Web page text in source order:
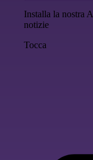
Installa la nostra
notizie
Tocca